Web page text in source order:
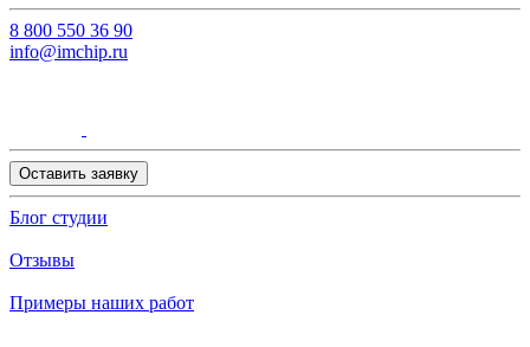
8 800 550 36 90
info@imchip.ru
Оставить заявку
Блог студии
Отзывы
Примеры наших работ